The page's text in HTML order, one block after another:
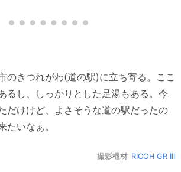
のきつれがわ(道の駅)に立ち寄る。ここ
るし、しっかりとした足湯もある。今
だけけど、よさそうな道の駅だったの
たいなぁ。
撮影機材 RICOH GR III